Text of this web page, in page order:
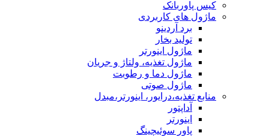
کیس پاوربانک
ماژول های کاربردی
برد آردینو
تولید بخار
ماژول اینورتر
ماژول تغذیه، ولتاژ و جریان
ماژول دما و رطوبت
ماژول صوتی
منابع تغذیه،درایور، اینورتر،مبدل
آداپتور
اینورتر
پاور سوئیچینگ